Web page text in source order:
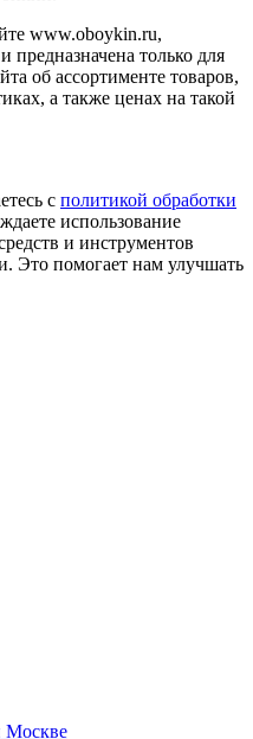
www.oboykin.ru,
предназначена только для
об ассортименте товаров,
а также ценах на такой
с политикой обработки
использование
и инструментов
Это помогает нам улучшать
Москве